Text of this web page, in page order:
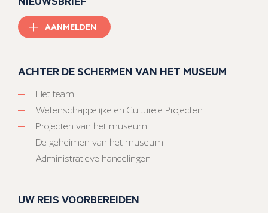
AANMELDEN
ACHTER DE SCHERMEN VAN HET MUSEUM
Het team
Wetenschappelijke en Culturele Projecten
Projecten van het museum
De geheimen van het museum
Administratieve handelingen
UW REIS VOORBEREIDEN